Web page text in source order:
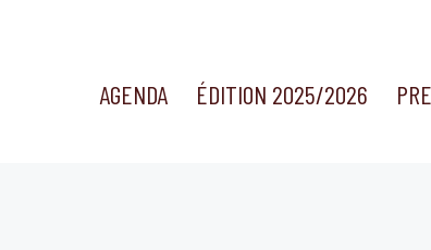
AGENDA ÉDITION 2025/2026